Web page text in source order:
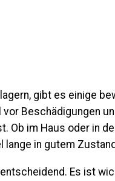
gibt es einige
Beschädigungen
Ob im Haus oder in
in gutem
Es ist